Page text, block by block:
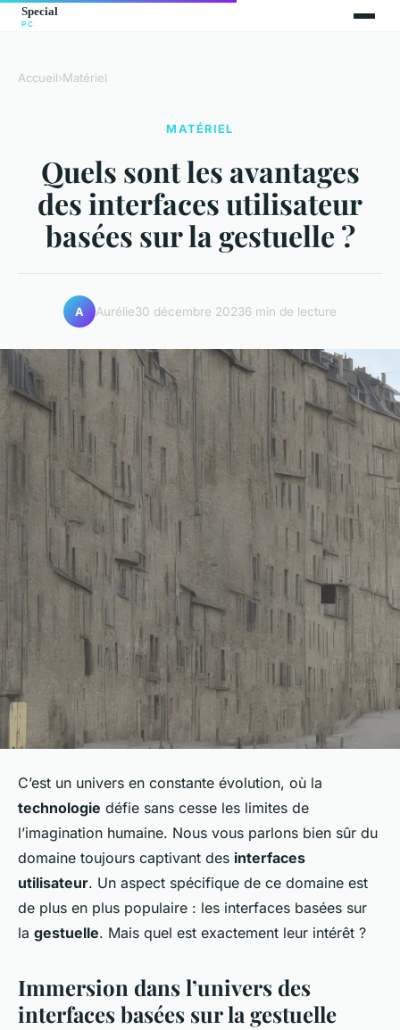
Accueil›Matériel
MATÉRIEL
Quels sont les avantages
des interfaces utilisateur
basées sur la gestuelle ?
A Aurélie30 décembre 20236 min de lecture
C’est un univers en constante évolution, où la
technologie défie sans cesse les limites de
l’imagination humaine. Nous vous parlons bien sûr du
domaine toujours captivant des interfaces
utilisateur. Un aspect spécifique de ce domaine est
de plus en plus populaire : les interfaces basées sur
la gestuelle. Mais quel est exactement leur intérêt ?
Immersion dans l’univers des
interfaces basées sur la gestuelle